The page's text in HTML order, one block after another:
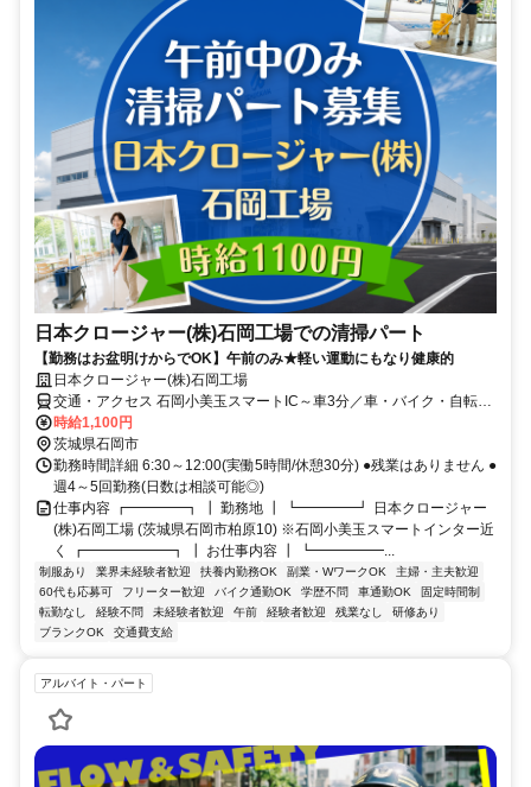
日本クロージャー(株)石岡工場での清掃パート
【勤務はお盆明けからでOK】午前のみ★軽い運動にもなり健康的
日本クロージャー(株)石岡工場
交通・アクセス 石岡小美玉スマートIC～車3分／車・バイク・自転車
通勤可能
時給1,100円
茨城県石岡市
勤務時間詳細 6:30～12:00(実働5時間/休憩30分) ●残業はありません ●
週4～5回勤務(日数は相談可能◎)
仕事内容 ┏━━━━┓ ┃ 勤務地 ┃ ┗━━━━┛ 日本クロージャー
(株)石岡工場 (茨城県石岡市柏原10) ※石岡小美玉スマートインター近
く ┏━━━━━━┓ ┃ お仕事内容 ┃ ┗━━━━━...
制服あり 業界未経験者歓迎 扶養内勤務OK 副業・WワークOK
主婦・主夫歓迎
60代も応募可
フリーター歓迎 バイク通勤OK 学歴不問 車通勤OK
固定時間制
転勤なし
経験不問 未経験者歓迎 午前 経験者歓迎 残業なし
研修あり
ブランクOK
交通費支給
アルバイト・パート